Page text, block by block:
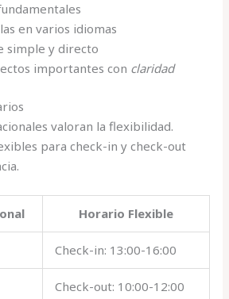
en varios idiomas
simple y directo
importantes con claridad
valoran la flexibilidad.
para check-in y check-out
Horario Flexible
Check-in: 13:00-16:00
Check-out: 10:00-12:00